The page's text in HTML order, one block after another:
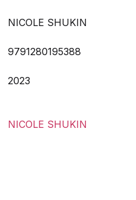
NICOLE SHUKIN
9791280195388
2023
NICOLE SHUKIN